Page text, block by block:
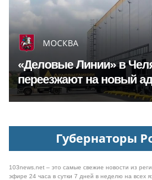
МОСКВА
«Деловые Линии» в
переезжают на новый
Губернаторы
103news.net – это самые свежие новости из
эфире 24 часа в сутки 7 дней в неделю на всех